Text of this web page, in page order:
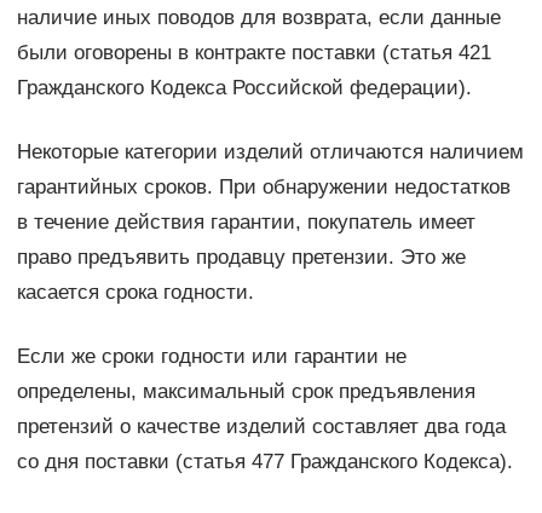
наличие иных поводов для возврата, если данные
были оговорены в контракте поставки (статья 421
Гражданского Кодекса Российской федерации).
Некоторые категории изделий отличаются наличием
гарантийных сроков. При обнаружении недостатков
в течение действия гарантии, покупатель имеет
право предъявить продавцу претензии. Это же
касается срока годности.
Если же сроки годности или гарантии не
определены, максимальный срок предъявления
претензий о качестве изделий составляет два года
со дня поставки (статья 477 Гражданского Кодекса).